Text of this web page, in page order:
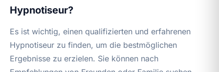
Hypnotiseur?
Es ist wichtig, einen qualifizierten und erfahrenen
Hypnotiseur zu finden, um die bestmöglichen
Ergebnisse zu erzielen. Sie können nach